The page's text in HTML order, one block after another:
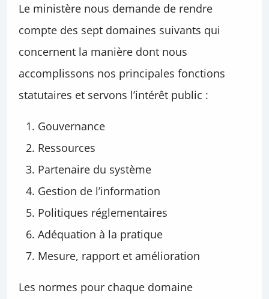
Le ministère nous demande de rendre
compte des sept domaines suivants qui
concernent la manière dont nous
accomplissons nos principales fonctions
statutaires et servons l’intérêt public :
Gouvernance
Ressources
Partenaire du système
Gestion de l’information
Politiques réglementaires
Adéquation à la pratique
Mesure, rapport et amélioration
Les normes pour chaque domaine